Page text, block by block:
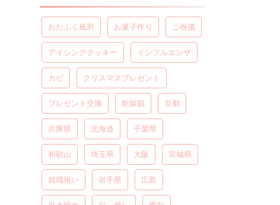
おたふく風邪 お菓子作り ご祝儀
アイシングクッキー インフルエンザ
カビ クリスマスプレゼント
プレゼント交換 乾燥肌 京都
兵庫県 北海道 千葉県
和歌山 埼玉県 大阪 宮城県
就職祝い 岩手県 広島